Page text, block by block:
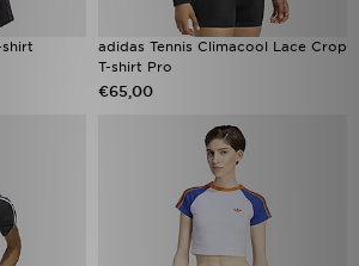
shirt
adidas Tennis Climacool Lace Crop
T-shirt Pro
€65,00